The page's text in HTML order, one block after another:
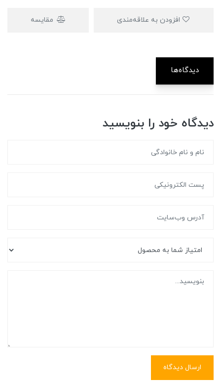
مقایسه
دیدگاه‌ها
دیدگاه خود را بنویسید
ارسال دیدگاه